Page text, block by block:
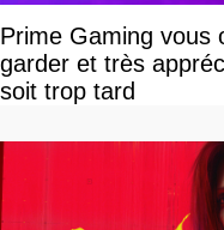
Prime Gaming vous
garder et très
soit trop tard